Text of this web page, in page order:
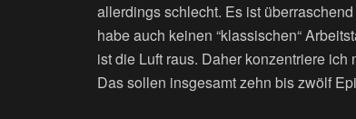
allerdings schlecht. Es ist
habe auch keinen “klassischen“
ist die Luft raus. Daher konzentriere ich
Das sollen insgesamt zehn bis zwölf